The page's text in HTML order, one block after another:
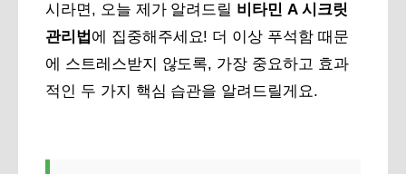
시라면, 오늘 제가 알려드릴 비타민 A 시크릿
관리법 에 집중해주세요! 더 이상 푸석함 때문
에 스트레스받지 않도록, 가장 중요하고 효과
적인 두 가지 핵심 습관을 알려드릴게요.